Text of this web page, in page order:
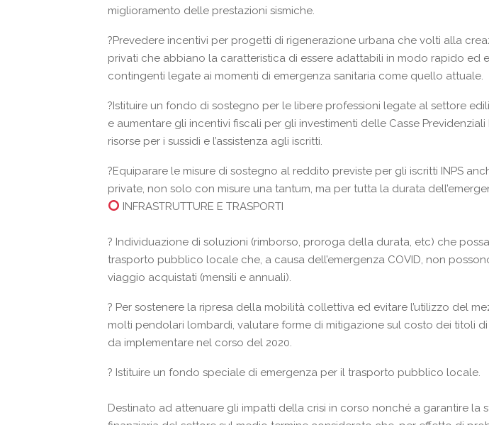
miglioramento delle prestazioni sismiche.
?Prevedere incentivi per progetti di rigenerazione urbana che volti alla
privati che abbiano la caratteristica di essere adattabili in modo rapido ed
contingenti legate ai momenti di emergenza sanitaria come quello attuale.
?Istituire un fondo di sostegno per le libere professioni legate al settore
e aumentare gli incentivi fiscali per gli investimenti delle Casse
risorse per i sussidi e l’assistenza agli iscritti.
?Equiparare le misure di sostegno al reddito previste per gli iscritti INPS
private, non solo con misure una tantum, ma per tutta la durata
INFRASTRUTTURE E TRASPORTI
? Individuazione di soluzioni (rimborso, proroga della durata, etc) che
trasporto pubblico locale che, a causa dell’emergenza COVID, non
viaggio acquistati (mensili e annuali).
? Per sostenere la ripresa della mobilità collettiva ed evitare l’utilizzo del
molti pendolari lombardi, valutare forme di mitigazione sul costo dei titoli
da implementare nel corso del 2020.
? Istituire un fondo speciale di emergenza per il trasporto pubblico locale.
Destinato ad attenuare gli impatti della crisi in corso nonché a garantire la